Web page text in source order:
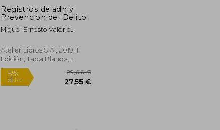
Registros de adn y
Prevencion del Delito
Miguel Ernesto Valerio
Atelier Libros S.A., 2019, 1
Edición, Tapa Blanda,
Nuevo